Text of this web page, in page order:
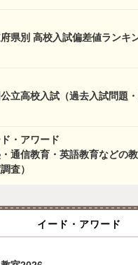
県別 高校入試偏差値ランキ
立高校入試（過去入試問題・
・アワード
・通信教育・英語教育などの
査）
イード・アワード